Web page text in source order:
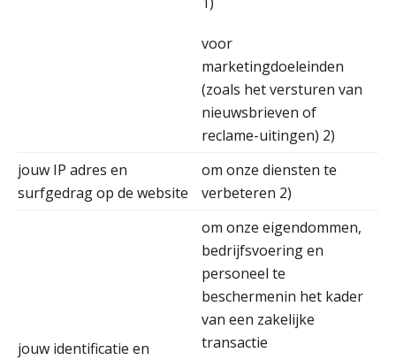
voor
marketingdoeleinden
(zoals het versturen van
nieuwsbrieven of
reclame-uitingen) 2)
jouw IP adres en
surfgedrag op de website
om onze diensten te
verbeteren 2)
jouw identificatie en
om onze eigendommen,
bedrijfsvoering en
personeel te
beschermenin het kader
van een zakelijke
transactie
Koert van Loon
Hans Tabak
Aimée van der Paardt